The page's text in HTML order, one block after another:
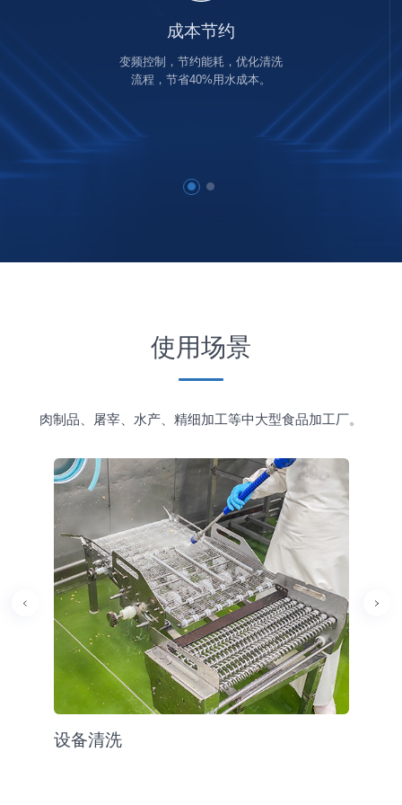
成本节约
变频控制，节约能耗，优化清洗
流程，节省40%用水成本。
使用场景
肉制品、屠宰、水产、精细加工等中大型食品加工厂。
设备清洗